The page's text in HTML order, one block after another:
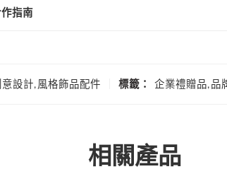
指南
設計,風格飾品配件 標籤： 企業禮贈品,品
相關產品